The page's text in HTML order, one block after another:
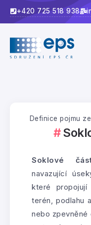
+420 725 518 938
Definice pojmu
Soklové
navazující
které propojují
terén, podlahu
nebo zpevněné